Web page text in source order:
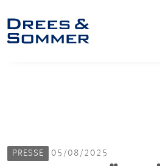
PRESSE 05/08/2025